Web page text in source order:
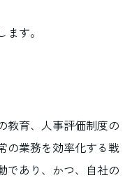
す。
教育、人事評価制度の
の業務を効率化する戦
であり、かつ、自社の